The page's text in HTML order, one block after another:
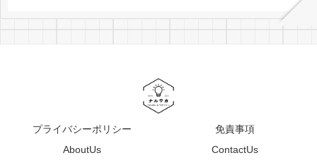
プライバシーポリシー
免責事項
AboutUs
ContactUs